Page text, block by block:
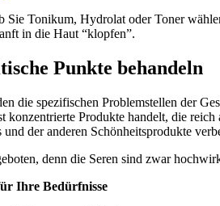
Sie Tonikum, Hydrolat oder Toner
in die Haut “klopfen”.
Punkte behandeln
die spezifischen Problemstellen der
konzentrierte Produkte handelt, die
und der anderen Schönheitsprodukte
denn die Seren sind zwar
Ihre Bedürfnisse